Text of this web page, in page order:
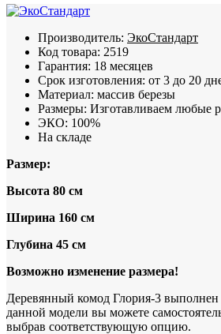
Производитель: ЭкоСтандарт
Код товара: 2519
Гарантия: 18 месяцев
Срок изготовления: от 3 до 20
Материал: массив березы
Размеры: Изготавливаем любые
ЭКО: 100%
На складе
Размер:
Высота 80 см
Ширина 160 см
Глубина 45 см
Возможно изменение размера!
Деревянный комод Глория-3 выполнен
данной модели вы можете
выбрав соответствующую опцию.